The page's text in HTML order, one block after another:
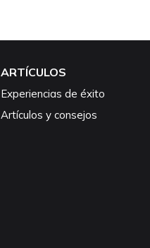
ARTÍCULOS
Experiencias de éxito
Artículos y consejos